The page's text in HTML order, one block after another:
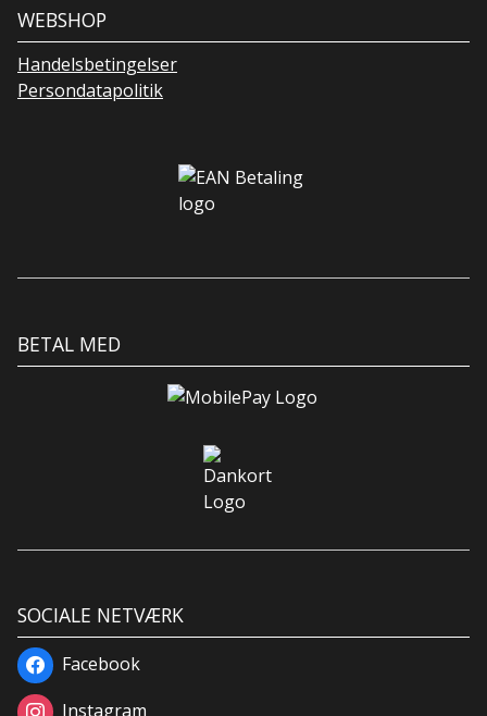
WEBSHOP
Handelsbetingelser
Persondatapolitik
BETAL MED
SOCIALE NETVÆRK
Facebook
Instagram